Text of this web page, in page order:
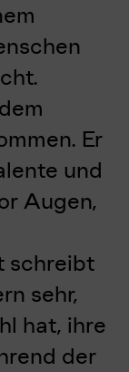
Er
und
Augen,
schreibt
sehr,
hat, ihre
der